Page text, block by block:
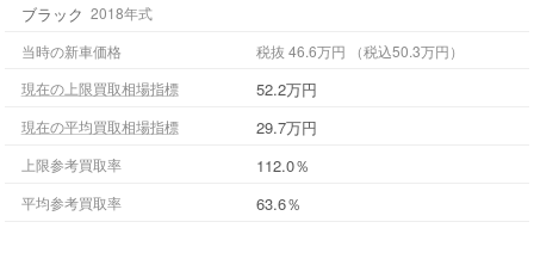
ブラック 2018年式
当時の新車価格
税抜 46.6万円 （税込50.3万円）
現在の上限買取相場指標
52.2万円
現在の平均買取相場指標 29.7万円
上限参考買取率 112.0％
平均参考買取率 63.6％